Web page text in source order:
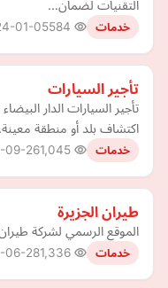
التقنيات لضمان…
خدمات 01-05
تأجير السيارات
تأجير السيارات الدار
اكتشاف بلد أو منطقة معينة.
خدمات 09-26
طيران الجزيرة
الموقع الرسمي لشركة طيران
خدمات 06-28